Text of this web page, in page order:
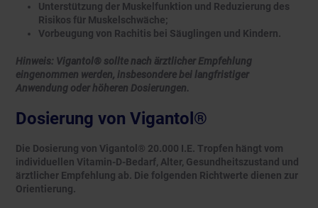
Unterstützung der Muskelfunktion und Reduzierung des
Risikos für Muskelschwäche;
Vorbeugung von Rachitis bei Säuglingen und Kindern.
Hinweis: Vigantol® sollte nach ärztlicher Empfehlung
eingenommen werden, insbesondere bei langfristiger
Anwendung oder höheren Dosierungen.
Dosierung von Vigantol®
Die Dosierung von Vigantol® 20.000 I.E. Tropfen hängt vom
individuellen Vitamin-D-Bedarf, Alter, Gesundheitszustand und
ärztlicher Empfehlung ab. Die folgenden Richtwerte dienen zur
Orientierung.